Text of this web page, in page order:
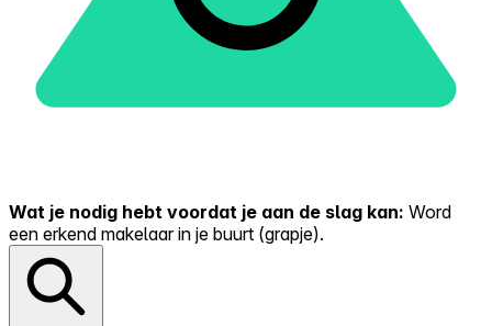
Wat je nodig hebt voordat je aan de slag kan: Word
een erkend makelaar in je buurt (grapje).